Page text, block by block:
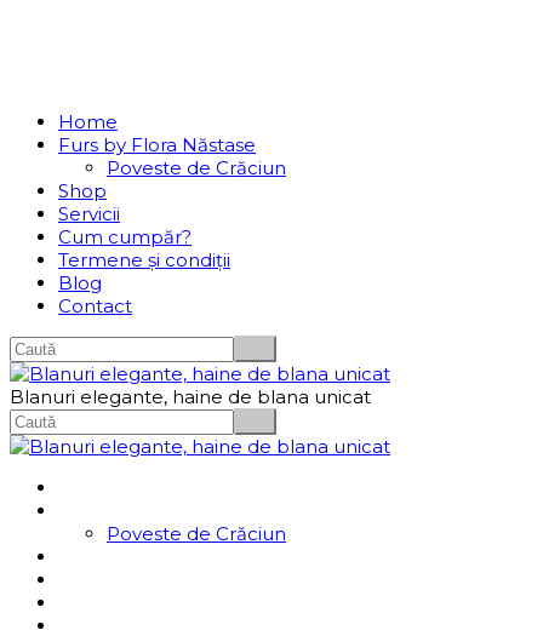
Home
Furs by Flora Năstase
Poveste de Crăciun
Shop
Servicii
Cum cumpăr?
Termene și condiții
Blog
Contact
Blanuri elegante, haine de blana unicat
Poveste de Crăciun